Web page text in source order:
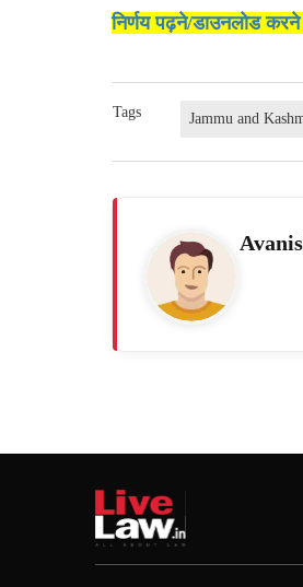
निर्णय पढ़ने/डाउनलोड
Tags Jammu and